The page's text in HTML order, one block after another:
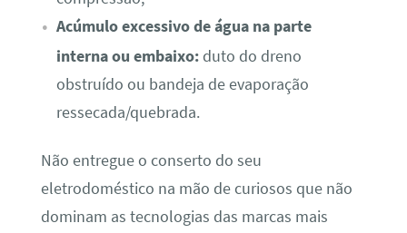
Acúmulo excessivo de água na parte
interna ou embaixo:duto do dreno
obstruído ou bandeja de evaporação
ressecada/quebrada.
Não entregue o conserto do seu
eletrodoméstico na mão de curiosos que não
dominam as tecnologias das marcas mais